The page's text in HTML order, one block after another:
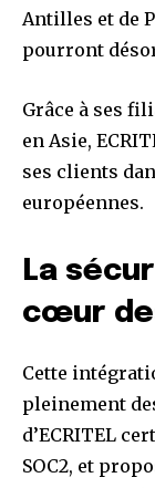
Antilles et de
pourront
Grâce à ses
en Asie,
ses clients
européennes.
La
cœur
Cette
pleinement
d’ECRITEL
SOC2, et